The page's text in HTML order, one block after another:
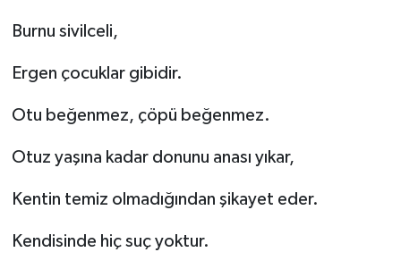
Burnu sivilceli,
Ergen çocuklar gibidir.
Otu beğenmez, çöpü beğenmez.
Otuz yaşına kadar donunu anası yıkar,
Kentin temiz olmadığından şikayet eder.
Kendisinde hiç suç yoktur.
Hisarcık
İlçeler
Köşe Yazıları